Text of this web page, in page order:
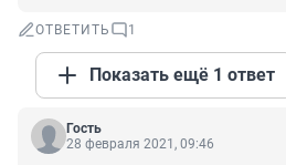
ОТВЕТИТЬ 1
Показать ещё 1 ответ
Гость
28 февраля 2021, 09:46